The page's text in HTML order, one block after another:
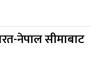
नेपाल सीमाबाट